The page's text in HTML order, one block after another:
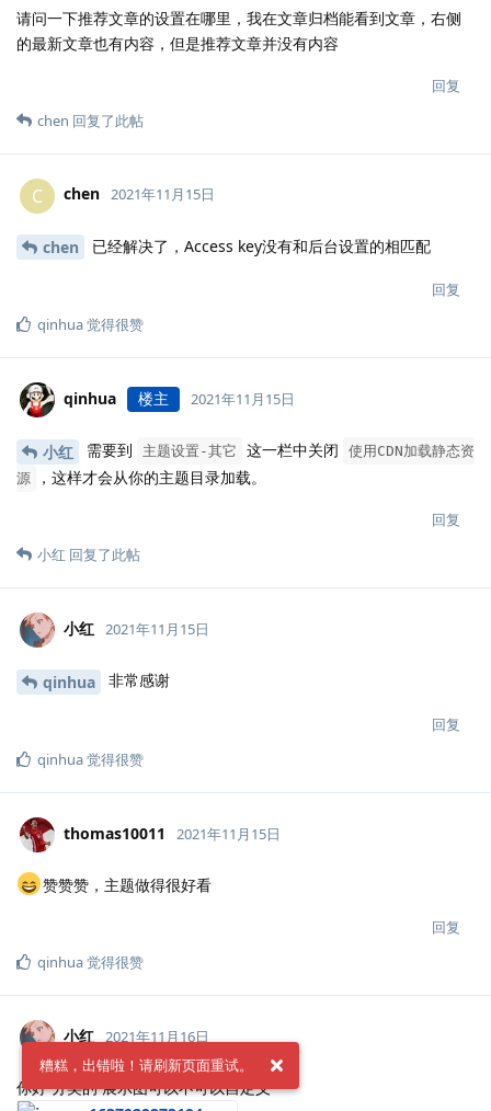
请问一下推荐文章的设置在哪里，我在文章归档能看到文章，右侧
的最新文章也有内容，但是推荐文章并没有内容
回复
chen 回复了此帖
C chen 2021年11月15日
chen 已经解决了，Access key没有和后台设置的相匹配
回复
qinhua觉得很赞
qinhua 楼主 2021年11月15日
小红 需要到 主题设置-其它 这一栏中关闭
使用CDN加载静态资
源
，这样才会从你的主题目录加载。
回复
小红 回复了此帖
小红 2021年11月15日
qinhua 非常感谢
回复
qinhua觉得很赞
thomas10011 2021年11月15日
赞赞赞，主题做得很好看
回复
qinhua觉得很赞
小红 2021年11月16日
你好 分类的 展示图可以不可以自定义
糟糕，出错啦！请刷新页面重试。